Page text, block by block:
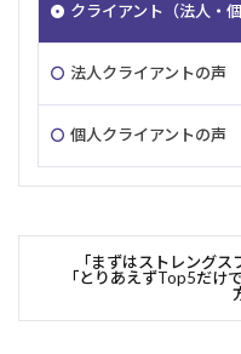
クライアント（法人・
法人クライアントの声
個人クライアントの声
「まずはストレングス
「とりあえずTop5だけ